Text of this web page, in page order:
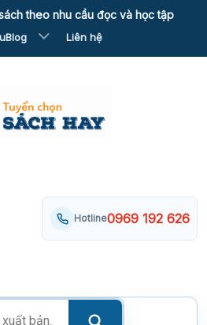
theo nhu cầu đọc và học tập
Blog Liên hệ
Hotline0969 192 626